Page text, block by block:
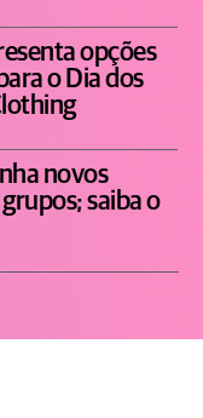
opções
o Dia dos
novos
saiba o